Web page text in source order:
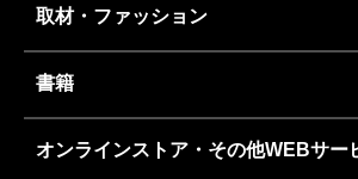
取材・ファッション
書籍
オンラインストア・その他WEBサー